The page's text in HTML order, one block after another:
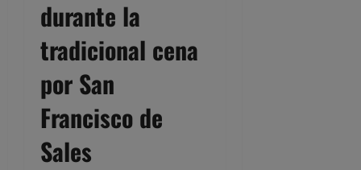
durante la
tradicional cena
por San
Francisco de
Sales